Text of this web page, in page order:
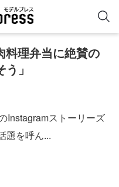
料理弁当に絶賛の
」
Instagramストーリーズ
題を呼ん...